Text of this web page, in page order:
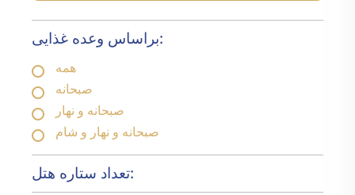
براساس وعده غذایی:
همه
صبحانه
صبحانه و نهار
صبحانه و نهار و شام
تعداد ستاره هتل: